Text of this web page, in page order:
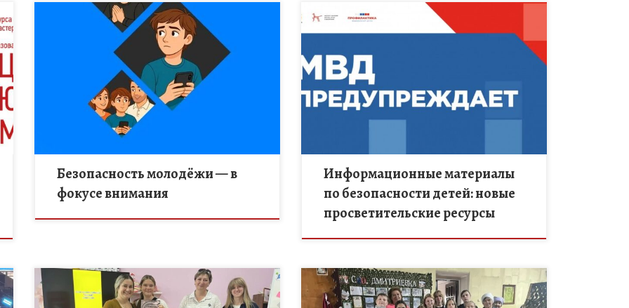
Министерство образования и науки Тамбовской
области подготовило профилактические
видеоролики «Осторожно, мошенники!» и
«Вербовка». Эти материалы помогут педагогам и
наставникам вести разъяснительную работу с
ребятами. Подростки […]
Безопасность молодёжи — в
фокусе внимания
Департамент государственной политики в сфере
защиты прав детей Минпросвещения России
направил в образовательные организации
просветительские информационные материалы.
Они подготовлены совместно Главным
управлением на транспорте МВД […]
Информационные материалы
по безопасности детей: новые
просветительские ресурсы